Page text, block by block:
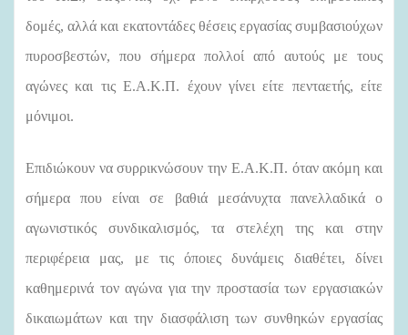
δομές, αλλά και εκατοντάδες θέσεις εργασίας συμβασιούχων
πυροσβεστών, που σήμερα πολλοί από αυτούς με τους
αγώνες και τις Ε.Α.Κ.Π. έχουν γίνει είτε πενταετής, είτε
μόνιμοι.
Επιδιώκουν να συρρικνώσουν την Ε.Α.Κ.Π. όταν ακόμη και
σήμερα που είναι σε βαθιά μεσάνυχτα πανελλαδικά ο
αγωνιστικός συνδικαλισμός, τα στελέχη της και στην
περιφέρεια μας, με τις όποιες δυνάμεις διαθέτει, δίνει
καθημερινά τον αγώνα για την προστασία των εργασιακών
δικαιωμάτων και την διασφάλιση των συνθηκών εργασίας